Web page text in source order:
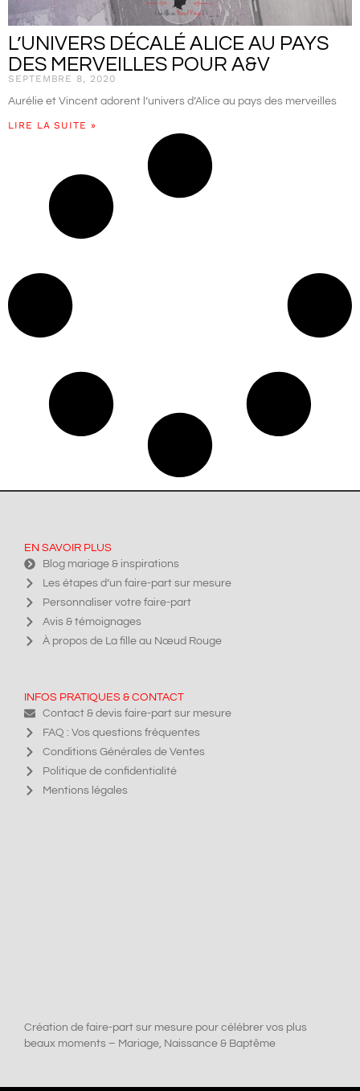
L’UNIVERS DÉCALÉ ALICE AU PAYS
DES MERVEILLES POUR A&V
SEPTEMBRE 8, 2020
Aurélie et Vincent adorent l’univers d’Alice au pays des merveilles
LIRE LA SUITE »
EN SAVOIR PLUS
Blog mariage & inspirations
Les étapes d’un faire-part sur mesure
Personnaliser votre faire-part
Avis & témoignages
À propos de La fille au Nœud Rouge
INFOS PRATIQUES & CONTACT
Contact & devis faire-part sur mesure
FAQ : Vos questions fréquentes
Conditions Générales de Ventes
Politique de confidentialité
Mentions légales
Création de faire-part sur mesure pour célébrer vos plus
beaux moments – Mariage, Naissance & Baptême